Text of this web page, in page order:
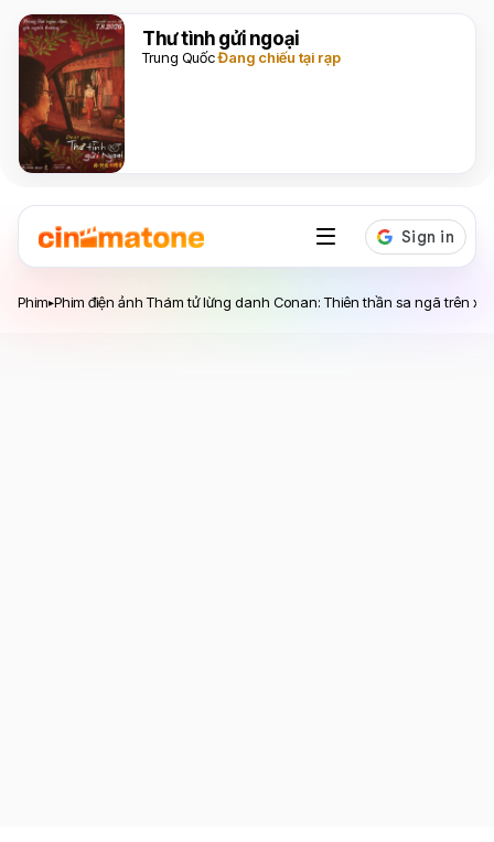
Thư tình gửi ngoại
Trung QuốcĐang chiếu tại rạp
sa ngã trên xa lộ
Phim▸Phim điện ảnh Thám tử lừng danh Conan: Thiên thần sa ngã trên xa